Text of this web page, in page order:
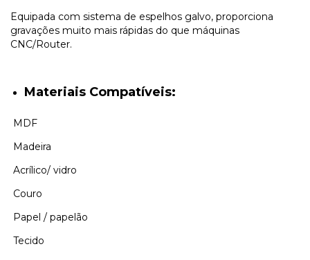
Equipada com sistema de espelhos galvo, proporciona
gravações muito mais rápidas do que máquinas
CNC/Router.
Materiais Compatíveis:
MDF
Madeira
Acrílico/ vidro
Couro
Papel / papelão
Tecido